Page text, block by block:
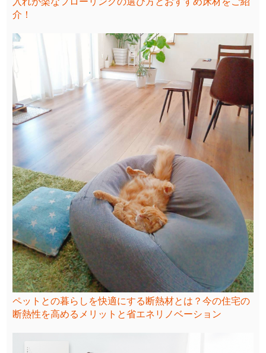
介！
ペットとの暮らしを快適にする断熱材とは？今の住宅の
断熱性を高めるメリットと省エネリノベーション